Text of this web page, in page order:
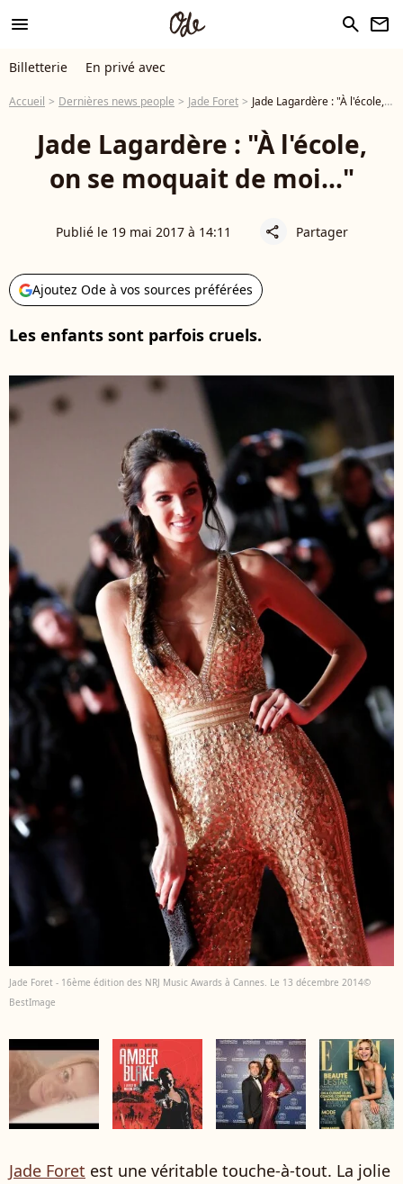
menu search newsletter
Billetterie En privé avec
Accueil Dernières news people Jade Foret Jade Lagardère : "À l'école, on se moquait de moi..."
Jade Lagardère : "À l'école,
on se moquait de moi..."
Publié le 19 mai 2017 à 14:11 share Partager
Ajoutez Ode à vos sources préférées
Les enfants sont parfois cruels.
Jade Foret - 16ème édition des NRJ Music Awards à Cannes. Le 13 décembre 2014©
BestImage
Jade Foret est une véritable touche-à-tout. La jolie